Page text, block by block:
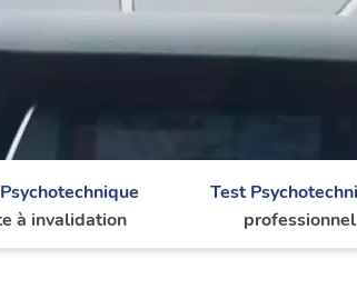
à invalidation
Test
professionnel